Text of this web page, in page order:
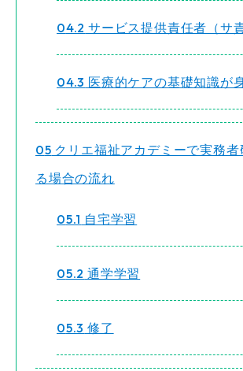
4.2 サービス提供責任者（サ
4.3 医療的ケアの基礎知識が
5 クリエ福祉アカデミーで実務者
る場合の流れ
5.1 自宅学習
5.2 通学学習
5.3 修了